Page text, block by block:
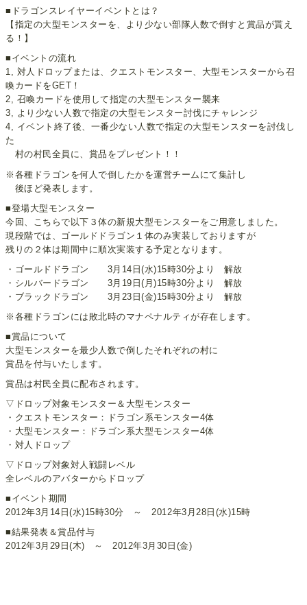
■ドラゴンスレイヤーイベントとは？
【指定の大型モンスターを、より少ない部隊人数で倒すと賞品が貰え
る！】
■イベントの流れ
1, 対人ドロップまたは、クエストモンスター、大型モンスターから召
喚カードをGET！
2, 召喚カードを使用して指定の大型モンスター襲来
3, より少ない人数で指定の大型モンスター討伐にチャレンジ
4, イベント終了後、一番少ない人数で指定の大型モンスターを討伐し
た
村の村民全員に、賞品をプレゼント！！
※各種ドラゴンを何人で倒したかを運営チームにて集計し
後ほど発表します。
■登場大型モンスター
今回、こちらで以下３体の新規大型モンスターをご用意しました。
現段階では、ゴールドドラゴン１体のみ実装しておりますが
残りの２体は期間中に順次実装する予定となります。
・ゴールドドラゴン 3月14日(水)15時30分より 解放
・シルバードラゴン 3月19日(月)15時30分より 解放
・ブラックドラゴン 3月23日(金)15時30分より 解放
※各種ドラゴンには敗北時のマナペナルティが存在します。
■賞品について
大型モンスターを最少人数で倒したそれぞれの村に
賞品を付与いたします。
賞品は村民全員に配布されます。
▽ドロップ対象モンスター＆大型モンスター
・クエストモンスター：ドラゴン系モンスター4体
・大型モンスター：ドラゴン系大型モンスター4体
・対人ドロップ
▽ドロップ対象対人戦闘レベル
全レベルのアバターからドロップ
■イベント期間
2012年3月14日(水)15時30分 ～ 2012年3月28日(水)15時
■結果発表＆賞品付与
2012年3月29日(木) ～ 2012年3月30日(金)